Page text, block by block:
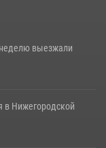
выезжали
в Нижегородской